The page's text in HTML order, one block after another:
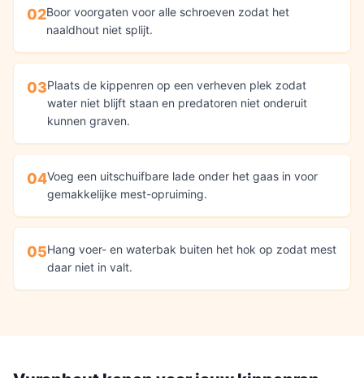
02Boor voorgaten voor alle schroeven zodat het
naaldhout niet splijt.
03Plaats de kippenren op een verheven plek zodat
water niet blijft staan en predatoren niet onderuit
kunnen graven.
04Voeg een uitschuifbare lade onder het gaas in voor
gemakkelijke mest-opruiming.
05Hang voer- en waterbak buiten het hok op zodat mest
daar niet in valt.